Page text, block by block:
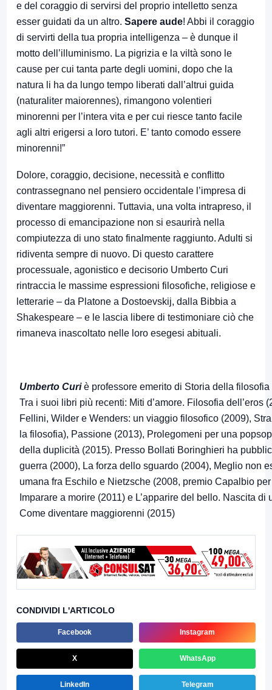
e del coraggio di servirsi del proprio intelletto senza
esser guidati da un altro. Sapere aude! Abbi il coraggio
di servirti della tua propria intelligenza – è dunque il
motto dell’illuminismo. La pigrizia e la viltà sono le
cause per cui tanta parte degli uomini, dopo che la
natura li ha da lungo tempo liberati dall’altrui guida
(naturaliter maiorennes), rimangono volentieri
minorenni per l’intera vita e per cui riesce tanto facile
agli altri erigersi a loro tutori. E’ tanto comodo essere
minorenni!”
Dolore, coraggio, decisione, necessità e conflitto
contrassegnano nel pensiero occidentale l’impresa di
diventare maggiorenni. Tuttavia, una volta intrapreso, il
processo di emancipazione non si esaurirà nella
compiutezza di uno stato finalmente raggiunto. Adulti si
ridiventa sempre di nuovo. Di questo carattere
processuale, agonistico e decisorio Umberto Curi
rintraccia le massime espressioni filosofiche, religiose e
letterarie – da Platone a Dostoevskij, dalla Bibbia a
Shakespeare – e le lascia libere di testimoniare ciò che
rimaneva inascoltato nelle loro esegesi abituali.
Umberto Curiè professore emerito di Storia della filosofia
Tra i suoi libri più recenti: Miti d’amore. Filosofia dell’eros
Fellini, Wilder e Wenders: un viaggio filosofico (2009),
la filosofia), Passione (2013), Prolegomeni per una
della duplicità (2015). Presso Bollati Boringhieri ha
guerra (2000), La forza dello sguardo (2004), Meglio non
umana fra Eschilo e Nietzsche (2008, premio Capalbio
Imparare a morire (2011) e L’apparire del bello. Nascita di
Come diventare maggiorenni (2015)
CONDIVIDI L'ARTICOLO
Facebook Instagram
X WhatsApp
LinkedIn Telegram